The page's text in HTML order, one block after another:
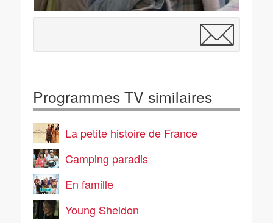
Programmes TV similaires
La petite histoire de France
Camping paradis
En famille
Young Sheldon